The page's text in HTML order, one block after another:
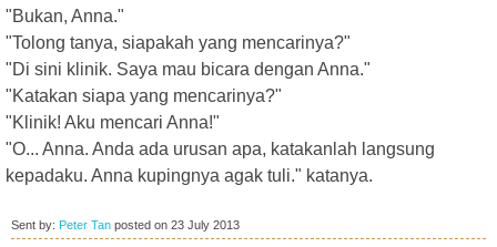
"Bukan, Anna."
"Tolong tanya, siapakah yang mencarinya?"
"Di sini klinik. Saya mau bicara dengan Anna."
"Katakan siapa yang mencarinya?"
"Klinik! Aku mencari Anna!"
"O... Anna. Anda ada urusan apa, katakanlah langsung
kepadaku. Anna kupingnya agak tuli." katanya.
Sent by: Peter Tan posted on 23 July 2013